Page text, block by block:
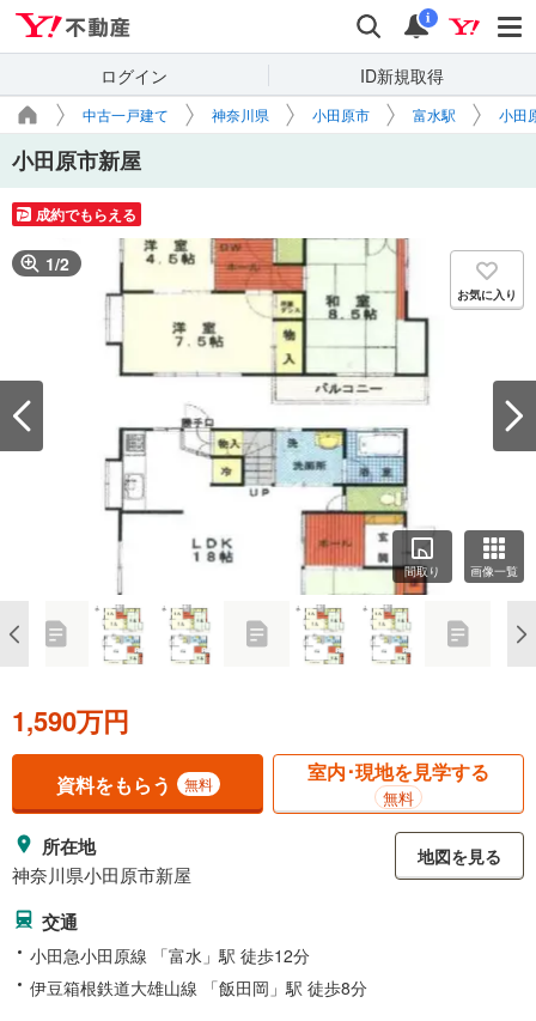
検索 通知
i
ログイン ID新規取得
中古一戸建て 神奈川県 小田原市 富水駅 小田
小田原市新屋
成約でもらえる
1/2
お気に入り
間取り 画像一覧
1,590万円
資料をもらう 無料 室内･現地を見学する
無料
所在地
神奈川県小田原市新屋
地図を見る
交通
小田急小田原線 「富水」駅 徒歩12分
伊豆箱根鉄道大雄山線 「飯田岡」駅 徒歩8分